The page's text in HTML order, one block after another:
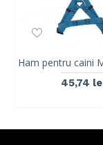
45,74